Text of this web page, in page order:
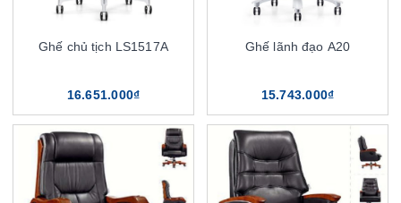
Ghế chủ tịch LS1517A
16.651.000₫
Ghế lãnh đạo A20
15.743.000₫